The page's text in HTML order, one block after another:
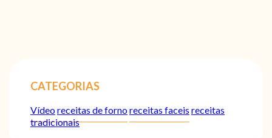
CATEGORIAS
Vídeoreceitas de fornoreceitas faceis receitas
tradicionais